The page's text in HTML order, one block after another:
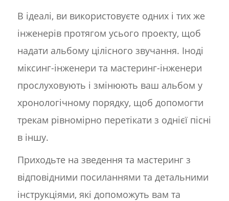
В ідеалі, ви використовуєте одних і тих же
інженерів протягом усього проекту, щоб
надати альбому цілісного звучання. Іноді
міксинг-інженери та мастеринг-інженери
прослуховують і змінюють ваш альбом у
хронологічному порядку, щоб допомогти
трекам рівномірно перетікати з однієї пісні
в іншу.
Приходьте на зведення та мастеринг з
відповідними посиланнями та детальними
інструкціями, які допоможуть вам та